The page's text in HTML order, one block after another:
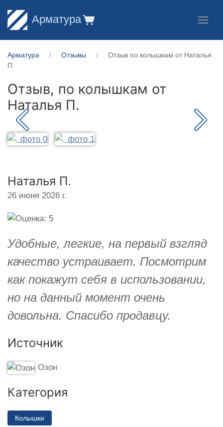
Арматура
Арматура Отзывы
Отзыв по колышкам от Наталья
П.
Отзыв, по колышкам от
Наталья П.
Наталья П.
26 июня 2026 г.
Удобные, легкие, на первый взгляд
качество устраивает. Посмотрим
как покажут себя в использовании,
но на данный момент очень
довольна. Спасибо продавцу.
Источник
Озон
Категория
Колышки